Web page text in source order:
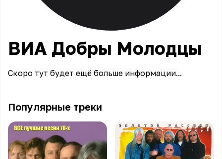
ВИА Добры Молодцы
Скоро тут будет ещё больше информации...
Популярные треки